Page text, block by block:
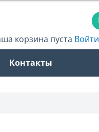
корзина пуста Войти
Контакты